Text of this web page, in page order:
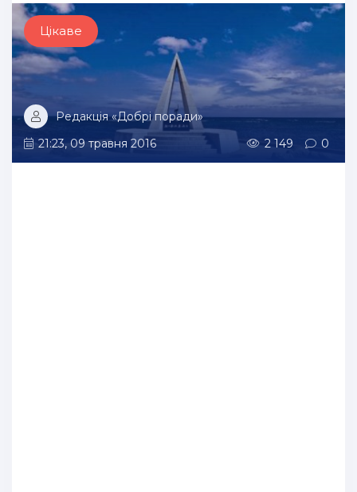
Цікаве
Редакція «Добрі поради»
21:23, 09 травня 2016
2 149 0